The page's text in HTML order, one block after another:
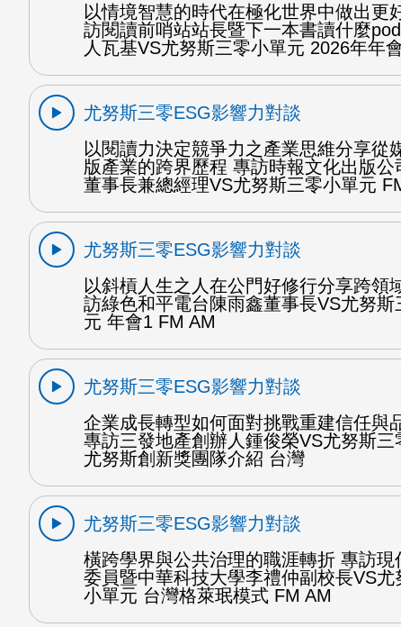
以情境智慧的時代在極化世界中做出更
訪閱讀前哨站站長暨下一本書讀什麼
人瓦基VS尤努斯三零小單元 2026年年
尤努斯三零ESG影響力對談
以閱讀力決定競爭力之產業思維分享從
版產業的跨界歷程 專訪時報文化出版公
董事長兼總經理VS尤努斯三零小單元
尤努斯三零ESG影響力對談
以斜槓人生之人在公門好修行分享跨領
訪綠色和平電台陳雨鑫董事長VS尤努斯
元 年會1 FM AM
尤努斯三零ESG影響力對談
企業成長轉型如何面對挑戰重建信任與
專訪三發地產創辦人鍾俊榮VS尤努斯三
尤努斯創新獎團隊介紹 台灣
尤努斯三零ESG影響力對談
橫跨學界與公共治理的職涯轉折 專訪現
委員暨中華科技大學李禮仲副校長VS尤
小單元 台灣格萊珉模式 FM AM